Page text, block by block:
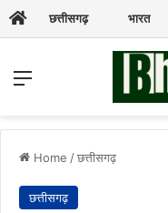
छत्तीसगढ़ भारत
Menu
Home /छत्तीसगढ़
छत्तीसगढ़